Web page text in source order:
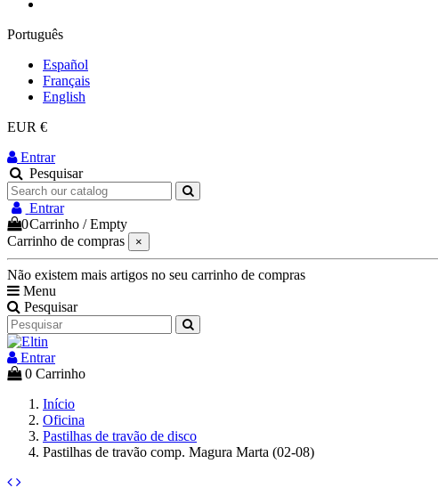
Português
Español
Français
English
EUR €
Entrar
Pesquisar
Entrar
0Carrinho /Empty
Carrinho de compras
×
Não existem mais artigos no seu carrinho de compras
Menu
Pesquisar
Entrar
0 Carrinho
Início
Oficina
Pastilhas de travão de disco
Pastilhas de travão comp. Magura Marta (02-08)